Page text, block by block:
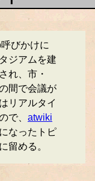
びかけに
ジアムを建
れ、市・
間で会議が
リアルタイ
で、 atwiki
なったトピ
留める。